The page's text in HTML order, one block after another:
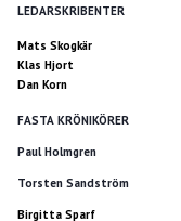
LEDARSKRIBENTER
Mats Skogkär
Klas Hjort
Dan Korn
FASTA KRÖNIKÖRER
Paul Holmgren
Torsten Sandström
Birgitta Sparf